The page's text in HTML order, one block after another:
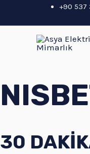
atla
+90 537
30